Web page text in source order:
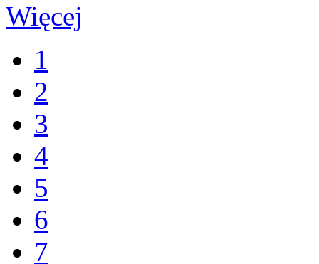
Więcej
1
2
3
4
5
6
7